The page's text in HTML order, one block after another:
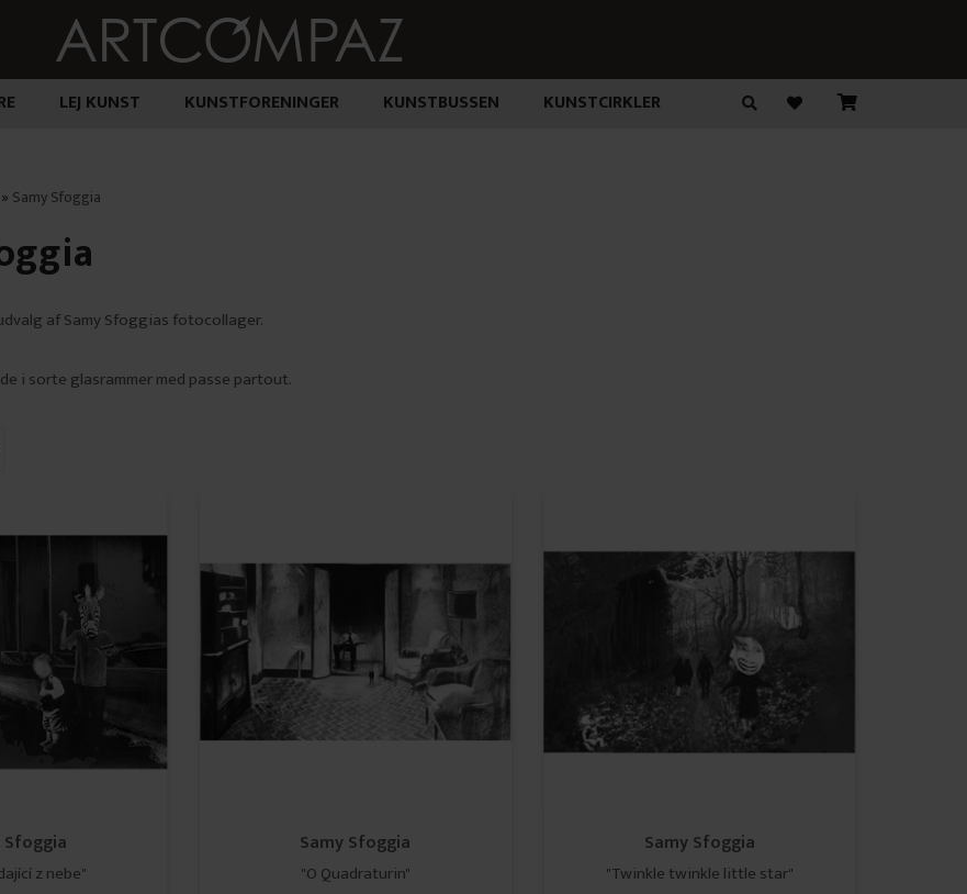
LEJ KUNST KUNSTFORENINGER KUNSTBUSSEN KUNSTCIRKLER
» Samy Sfoggia
af Samy Sfoggias fotocollager.
i sorte glasrammer med passe partout.
Sfoggia
z nebe"
Samy Sfoggia
"O Quadraturin"
Samy Sfoggia
"Twinkle twinkle little star"